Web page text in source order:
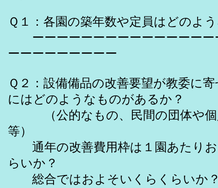
Ｑ１：各園の築年数や定員はどの
ーーーーーーーーーーーーーーー
ーーーーーーーーー
Ｑ２：設備備品の改善要望が教委に
にはどのようなものがあるか？
（公的なもの、民間の団体や個
等）
通年の改善費用枠は１園あたりお
らいか？
総合ではおよそいくらくらいか